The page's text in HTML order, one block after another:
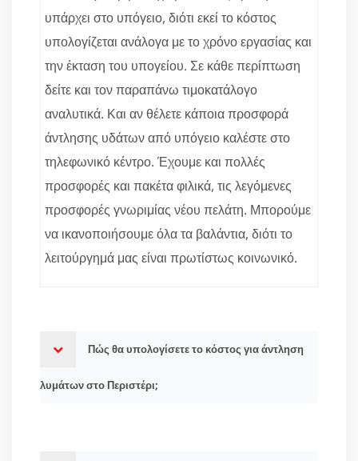
υπάρχει στο υπόγειο, διότι εκεί το κόστος
υπολογίζεται ανάλογα με το χρόνο εργασίας και
την έκταση του υπογείου. Σε κάθε περίπτωση
δείτε και τον παραπάνω τιμοκατάλογο
αναλυτικά. Και αν θέλετε κάποια προσφορά
άντλησης υδάτων από υπόγειο καλέστε στο
τηλεφωνικό κέντρο. Έχουμε και πολλές
προσφορές και πακέτα φιλικά, τις λεγόμενες
προσφορές γνωριμίας νέου πελάτη. Μπορούμε
να ικανοποιήσουμε όλα τα βαλάντια, διότι το
λειτούργημά μας είναι πρωτίστως κοινωνικό.
Πώς θα υπολογίσετε το κόστος για άντληση
λυμάτων στο Περιστέρι;